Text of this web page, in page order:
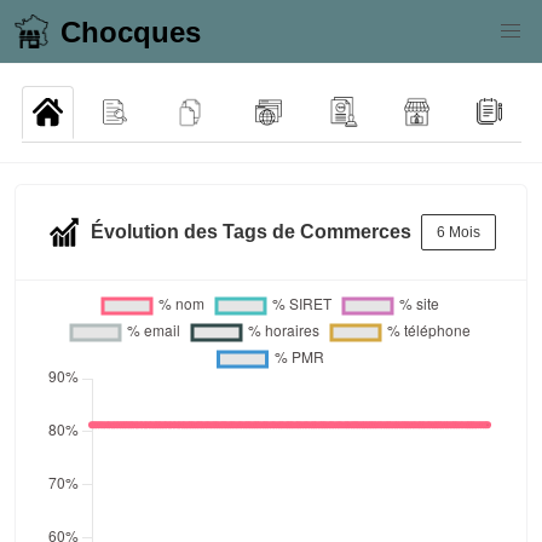
Chocques
Évolution des Tags de Commerces 6 Mois